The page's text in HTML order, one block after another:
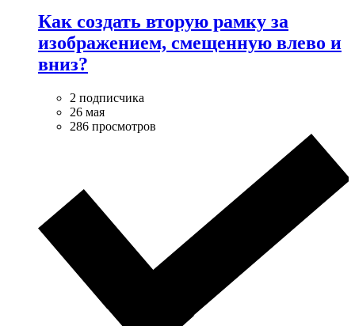
Как создать вторую рамку за
изображением, смещенную влево и
вниз?
2 подписчика
26 мая
286 просмотров